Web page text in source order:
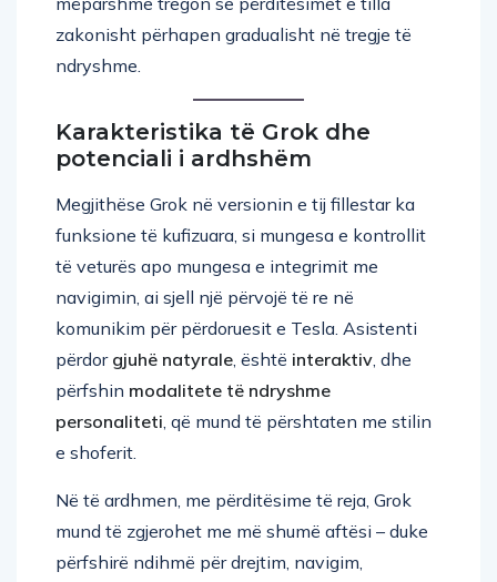
zakonisht përhapen gradualisht në tregje të
ndryshme.
Karakteristika të Grok dhe
potenciali i ardhshëm
funksione të kufizuara, si mungesa e kontrollit
të veturës apo mungesa e integrimit me
navigimin, ai sjell një përvojë të re në
komunikim për përdoruesit e Tesla. Asistenti
përdorgjuhë natyrale, është interaktiv, dhe
përfshinmodalitete të ndryshme
personaliteti, që mund të përshtaten me stilin
e shoferit.
mund të zgjerohet me më shumë aftësi – duke
përfshirë ndihmë për drejtim, navigim,
rekomandime të personalizuara dhe më shumë